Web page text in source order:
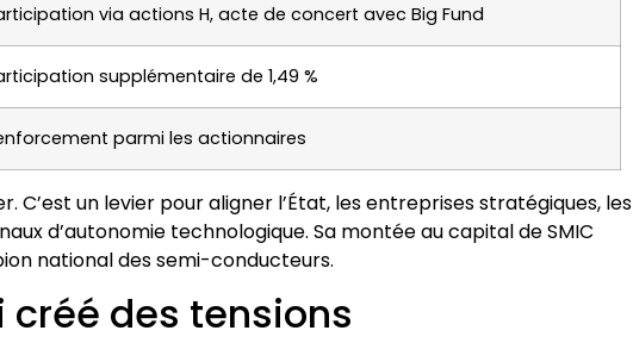
via actions H, acte de concert avec Big Fund
supplémentaire de 1,49 %
parmi les actionnaires
C’est un levier pour aligner l’État, les entreprises stratégiques, les
d’autonomie technologique. Sa montée au capital de SMIC
national des semi-conducteurs.
créé des tensions